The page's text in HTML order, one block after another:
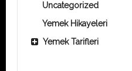
Uncategorized
Yemek Hikayeleri
Yemek Tarifleri